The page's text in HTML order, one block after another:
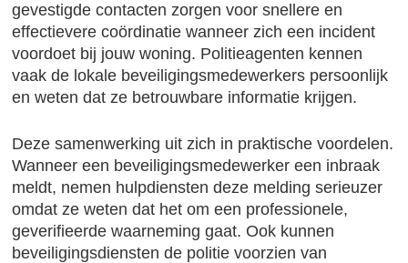
gevestigde contacten zorgen voor snellere en
effectievere coördinatie wanneer zich een incident
voordoet bij jouw woning. Politieagenten kennen
vaak de lokale beveiligingsmedewerkers persoonlijk
en weten dat ze betrouwbare informatie krijgen.
Deze samenwerking uit zich in praktische voordelen.
Wanneer een beveiligingsmedewerker een inbraak
meldt, nemen hulpdiensten deze melding serieuzer
omdat ze weten dat het om een professionele,
geverifieerde waarneming gaat. Ook kunnen
beveiligingsdiensten de politie voorzien van